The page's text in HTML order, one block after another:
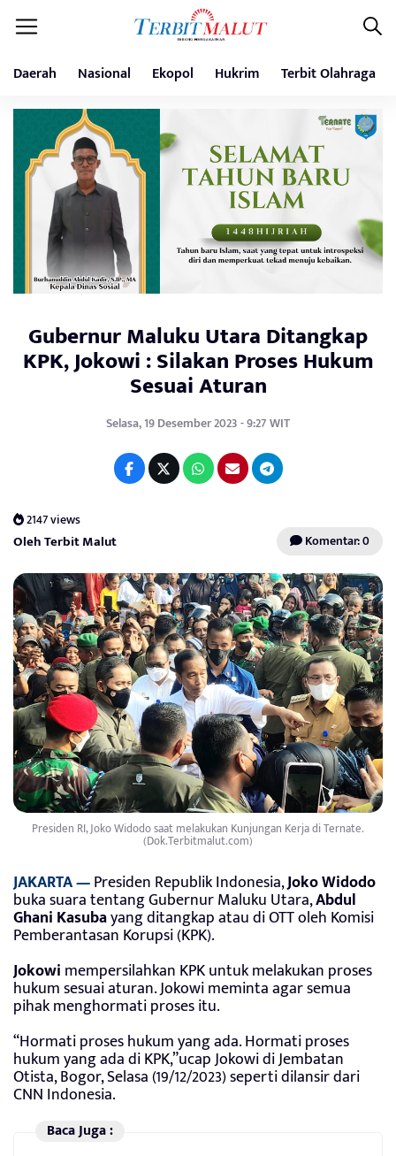
Daerah Nasional Ekopol Hukrim Terbit Olahraga
Gubernur Maluku Utara Ditangkap
KPK, Jokowi : Silakan Proses Hukum
Sesuai Aturan
Selasa, 19 Desember 2023 - 9:27 WIT
2147 views
Oleh Terbit Malut Komentar: 0
Presiden RI, Joko Widodo saat melakukan Kunjungan Kerja di Ternate.
(Dok.Terbitmalut.com)
JAKARTA —Presiden Republik Indonesia,Joko Widodo
buka suara tentang Gubernur Maluku Utara,Abdul
Ghani Kasubayang ditangkap atau di OTT oleh Komisi
Pemberantasan Korupsi (KPK).
Jokowi mempersilahkan KPK untuk melakukan proses
hukum sesuai aturan. Jokowi meminta agar semua
pihak menghormati proses itu.
“Hormati proses hukum yang ada. Hormati proses
hukum yang ada di KPK,”ucap Jokowi di Jembatan
Otista, Bogor, Selasa (19/12/2023) seperti dilansir dari
CNN Indonesia.
Baca Juga :